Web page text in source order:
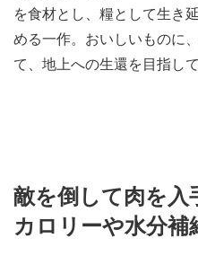
を食材とし、糧として生き
める一作。おいしいものに
て、地上への生還を目指して
敵を倒して肉を入
カロリーや水分補